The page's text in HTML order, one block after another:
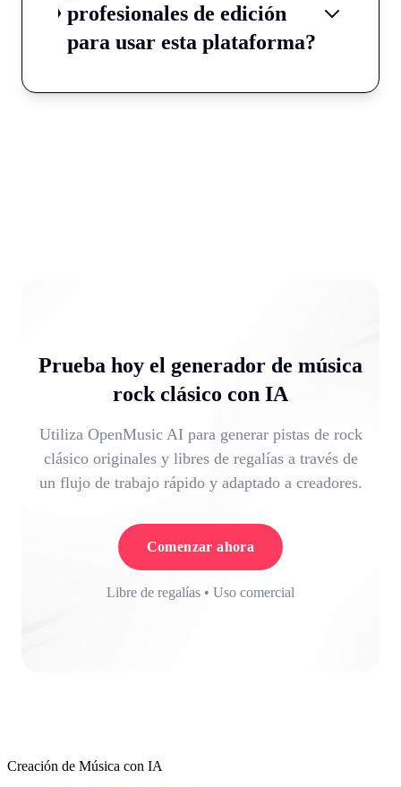
profesionales de edición
para usar esta plataforma?
Prueba hoy el generador de música
rock clásico con IA
Utiliza OpenMusic AI para generar pistas de rock
clásico originales y libres de regalías a través de
un flujo de trabajo rápido y adaptado a creadores.
Comenzar ahora
Libre de regalías • Uso comercial
Creación de Música con IA